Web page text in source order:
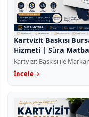
Kartvizit Baskısı
Hizmeti | Süra
Kartvizit Baskısı ile
İncele